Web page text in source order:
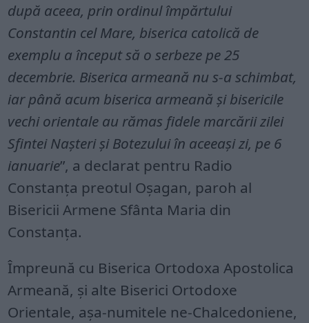
după aceea, prin ordinul împărtului
Constantin cel Mare, biserica catolică de
exemplu a început să o serbeze pe 25
decembrie. Biserica armeană nu s-a schimbat,
iar până acum biserica armeană și bisericile
vechi orientale au rămas fidele marcării zilei
Sfintei Nașteri și Botezului în aceeași zi, pe 6
ianuarie”, a declarat pentru Radio
Constanța preotul Oşagan, paroh al
Bisericii Armene Sfânta Maria din
Constanţa.
Împreună cu Biserica Ortodoxa Apostolica
Armeană, şi alte Biserici Ortodoxe
Orientale, aşa-numitele ne-Chalcedoniene,